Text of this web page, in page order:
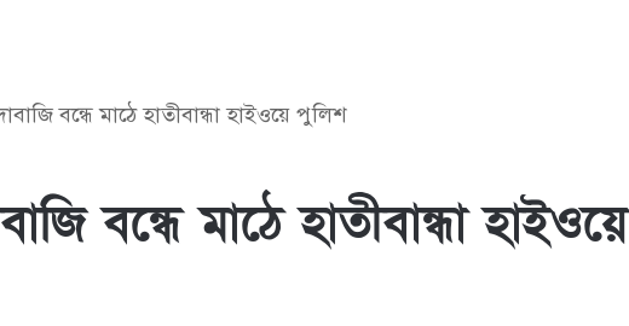
বন্ধে মাঠে হাতীবান্ধা হাইওয়ে পুলিশ
বন্ধে মাঠে হাতীবান্ধা হাইওয়ে